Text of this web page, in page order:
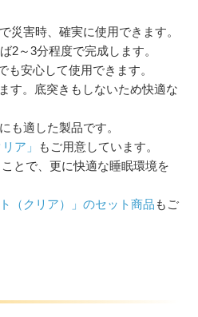
害時、確実に使用できます。
～3分程度で完成します。
安心して使用できます。
す。底突きもしないため快適な
も適した製品です。
ア」
もご用意しています。
とで、更に快適な睡眠環境を
（クリア）」のセット商品 もご